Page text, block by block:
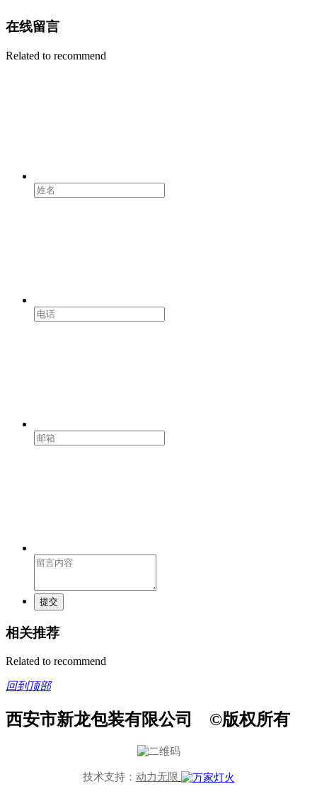
在线留言
Related to recommend
提交
相关推荐
Related to recommend
回到顶部
西安市新龙包装有限公司 ©版权所有
技术支持： 动力无限